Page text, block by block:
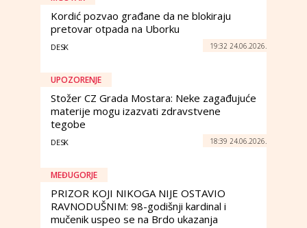
Kordić pozvao građane da ne blokiraju
pretovar otpada na Uborku
DESK 19:32 24.06.2026.
UPOZORENJE
Stožer CZ Grada Mostara: Neke zagađujuće
materije mogu izazvati zdravstvene
tegobe
DESK 18:39 24.06.2026.
MEĐUGORJE
PRIZOR KOJI NIKOGA NIJE OSTAVIO
RAVNODUŠNIM: 98-godišnji kardinal i
mučenik uspeo se na Brdo ukazanja